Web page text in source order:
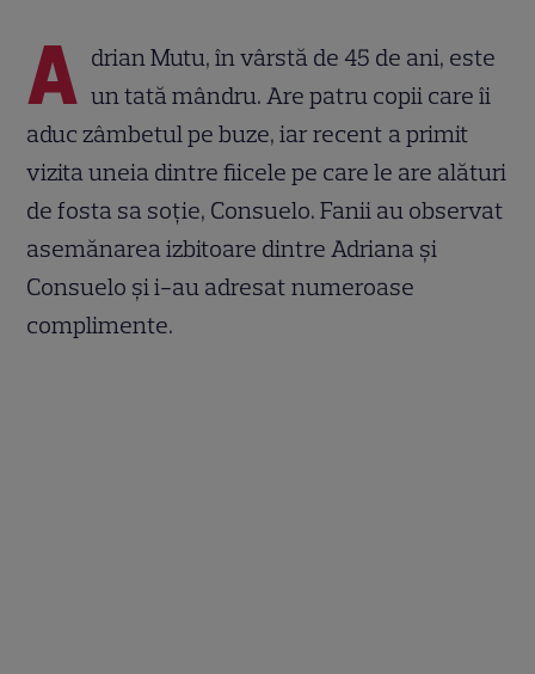
A drian Mutu, în vârstă de 45 de ani, este
un tată mândru. Are patru copii care îi
aduc zâmbetul pe buze, iar recent a primit
vizita uneia dintre fiicele pe care le are alături
de fosta sa soție, Consuelo. Fanii au observat
asemănarea izbitoare dintre Adriana și
Consuelo și i-au adresat numeroase
complimente.